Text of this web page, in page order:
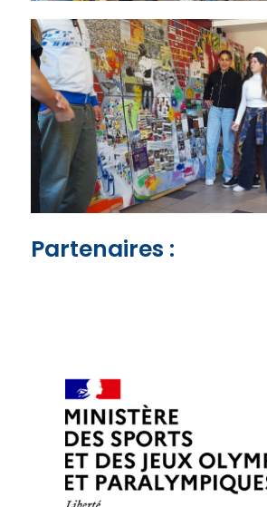
Partenaires :